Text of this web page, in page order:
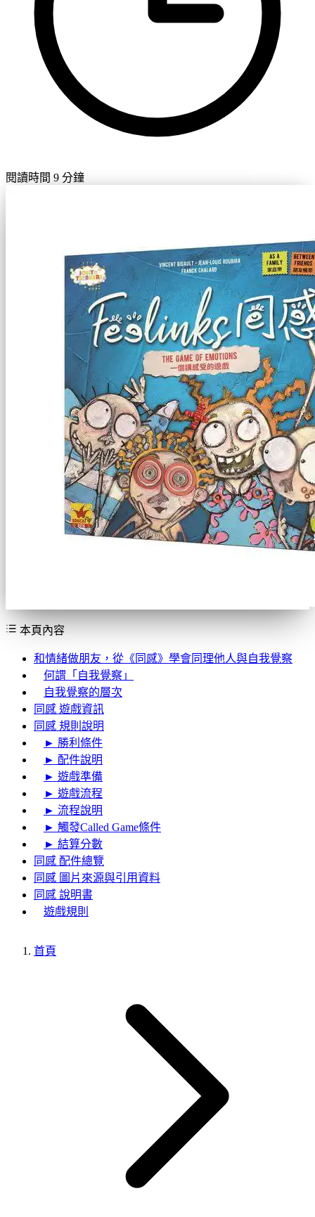
閱讀時間 9 分鐘
本頁內容
和情緒做朋友，從《同感》學會同理他人與自我覺察
何謂「自我覺察」
自我覺察的層次
同感 遊戲資訊
同感 規則說明
► 勝利條件
► 配件說明
► 遊戲準備
► 遊戲流程
► 流程說明
► 觸發Called Game條件
► 結算分數
同感 配件總覽
同感 圖片來源與引用資料
同感 說明書
遊戲規則
首頁